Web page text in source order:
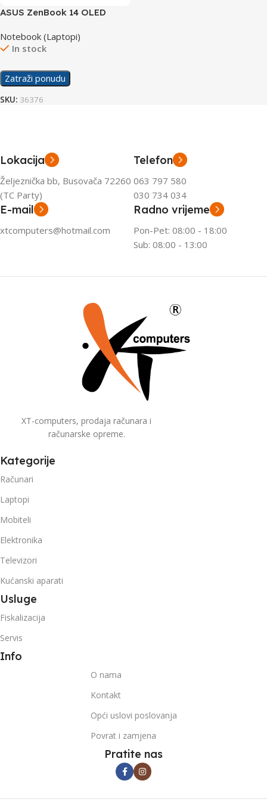
ASUS ZenBook 14 OLED
Notebook (Laptopi)
In stock
Zatraži ponudu
SKU: 36376
Lokacija
Željeznička bb, Busovača 72260
(TC Party)
Telefon
063 797 580
030 734 034
E-mail
xtcomputers@hotmail.com
Radno vrijeme
Pon-Pet: 08:00 - 18:00
Sub: 08:00 - 13:00
XT-computers, prodaja računara i
računarske opreme.
Kategorije
Računari
Laptopi
Mobiteli
Elektronika
Televizori
Kućanski aparati
Usluge
Fiskalizacija
Servis
Info
O nama
Kontakt
Opći uslovi poslovanja
Povrat i zamjena
Pratite nas